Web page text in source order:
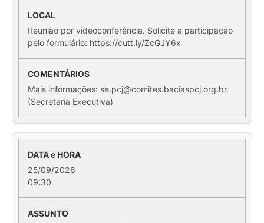
Reunião por videoconferência. Solicite a participação
pelo formulário: https://cutt.ly/ZcGJY6x
Mais informações: se.pcj@comites.baciaspcj.org.br.
(Secretaria Executiva)
25/09/2026
09:30